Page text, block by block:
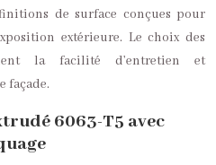
de surface conçues pour
extérieure. Le choix des
la facilité d’entretien et
façade.
6063-T5 avec